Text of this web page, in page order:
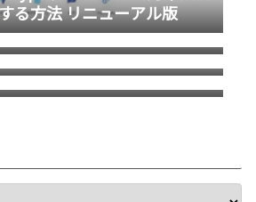
る方法 リニューアル版
テム／グーグルレンズを使
導
の重要性
と、歳を重ねてからの健康